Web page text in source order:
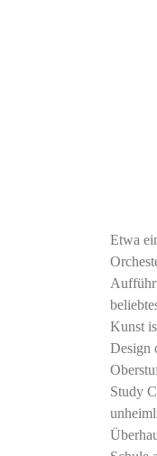
Etwa
Kunst
Design
Study